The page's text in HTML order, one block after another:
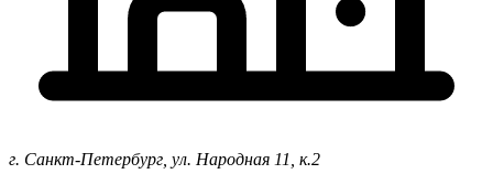
г. Санкт-Петербург, ул. Народная 11, к.2